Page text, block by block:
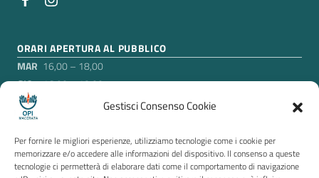
Gestisci Consenso Cookie
Per fornire le migliori esperienze, utilizziamo tecnologie come i cookie per
memorizzare e/o accedere alle informazioni del dispositivo. Il consenso a queste
tecnologie ci permetterà di elaborare dati come il comportamento di navigazione
ORARI APERTURA AL PUBBLICO
MAR 16,00 – 18,00
GIO
16,00 – 18,00
Nei mesi di luglio e agosto, esclusa la settimana di
soltanto il martedì pomeriggio, agli orari suddetti.